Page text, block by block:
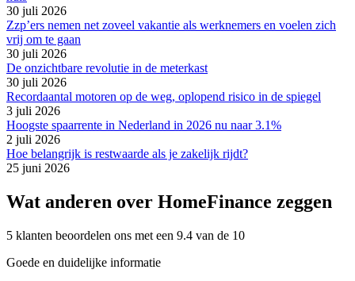
30 juli 2026
Zzp’ers nemen net zoveel vakantie als werknemers en voelen zich
vrij om te gaan
30 juli 2026
De onzichtbare revolutie in de meterkast
30 juli 2026
Recordaantal motoren op de weg, oplopend risico in de spiegel
3 juli 2026
Hoogste spaarrente in Nederland in 2026 nu naar 3.1%
2 juli 2026
Hoe belangrijk is restwaarde als je zakelijk rijdt?
25 juni 2026
Wat anderen over HomeFinance zeggen
5 klanten beoordelen ons met een 9.4 van de 10
Goede en duidelijke informatie